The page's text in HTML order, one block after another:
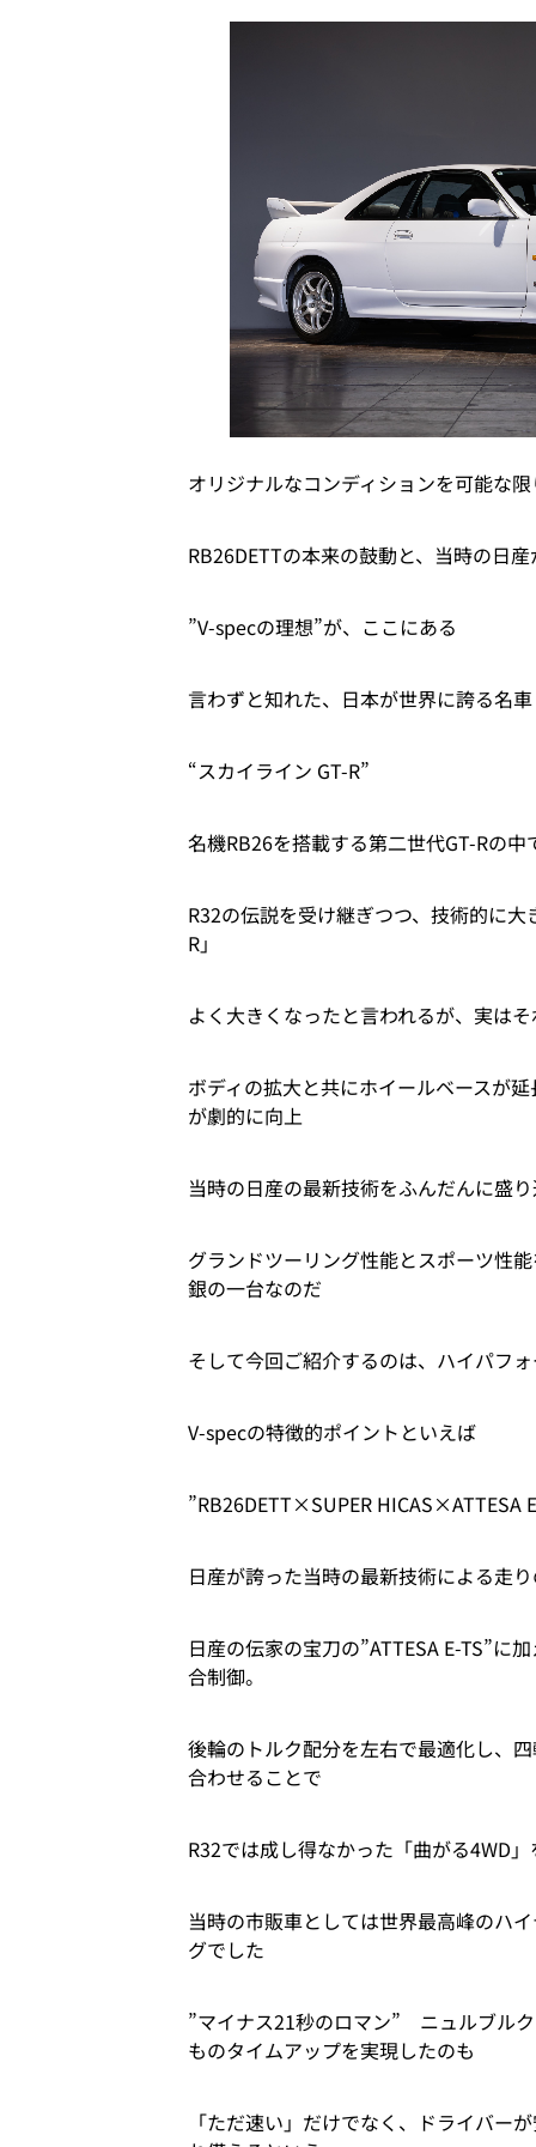
オリジナルなコンディションを可能な
RB26DETTの本来の鼓動と、当時の日
”V-specの理想”が、ここにある
言わずと知れた、日本が世界に誇る名車
“スカイライン GT-R”
名機RB26を搭載する第二世代GT-Rの
R32の伝説を受け継ぎつつ、技術的に
R」
よく大きくなったと言われるが、実は
ボディの拡大と共にホイールベースが
が劇的に向上
当時の日産の最新技術をふんだんに盛
グランドツーリング性能とスポーツ性
銀の一台なのだ
そして今回ご紹介するのは、ハイパフ
V-specの特徴的ポイントといえば
”RB26DETT×SUPER HICAS×ATTESA
日産が誇った当時の最新技術による走
日産の伝家の宝刀の”ATTESA E-TS”に
合制御。
後輪のトルク配分を左右で最適化し、
合わせることで
R32では成し得なかった「曲がる4WD
当時の市販車としては世界最高峰のハ
グでした
”マイナス21秒のロマン” ニュルブル
ものタイムアップを実現したのも
「ただ速い」だけでなく、ドライバー